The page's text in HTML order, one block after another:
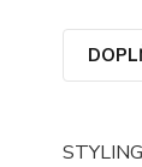
STYLING